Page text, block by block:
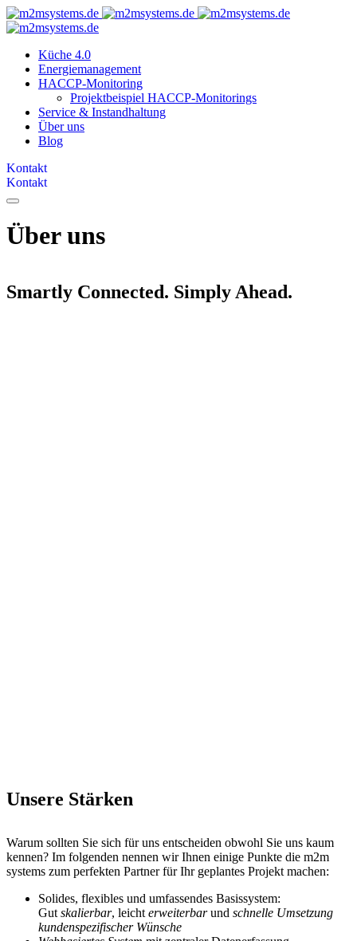
Küche 4.0
Energiemanagement
HACCP-Monitoring
Projektbeispiel HACCP-Monitorings
Service & Instandhaltung
Über uns
Blog
Kontakt
Kontakt
Über uns
Smartly Connected. Simply Ahead.
Unsere Stärken
Warum sollten Sie sich für uns entscheiden obwohl Sie uns kaum
kennen? Im folgenden nennen wir Ihnen einige Punkte die m2m
systems zum perfekten Partner für Ihr geplantes Projekt machen:
Solides, flexibles und umfassendes Basissystem:
Gutskalierbar, leichterweiterbarund schnelle Umsetzung
kundenspezifischer Wünsche